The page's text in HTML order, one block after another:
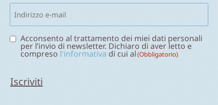
Email
(Obbligatorio)
Consenso
(Obbligatorio)
Acconsento al trattamento dei miei dati personali
per l’invio di newsletter. Dichiaro di aver letto e
compreso l'informativa di cui al(Obbligatorio)